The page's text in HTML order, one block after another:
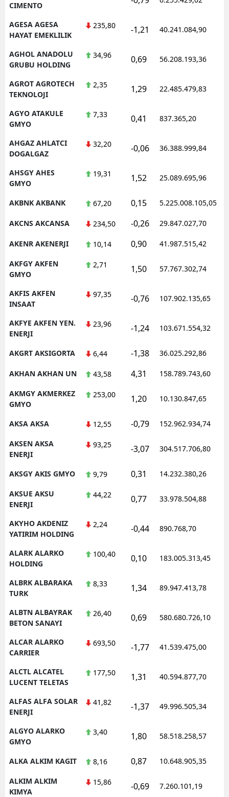
CIMENTO
AGESA AGESA
HAYAT EMEKLILIK
235,80 -1,21 40.241.084,90
AGHOL ANADOLU
GRUBU HOLDING
34,96 0,69 56.208.193,36
AGROT AGROTECH
TEKNOLOJI
2,35 1,29 22.485.479,83
AGYO ATAKULE
GMYO
7,33 0,41 837.365,20
AHGAZ AHLATCI
DOGALGAZ
32,20 -0,06 36.388.999,84
AHSGY AHES
GMYO
19,31 1,52 25.089.695,96
AKBNK AKBANK 67,20 0,15 5.225.008.105,05
AKCNS AKCANSA 234,50 -0,26 29.847.027,70
AKENR AKENERJI 10,14 0,90 41.987.515,42
AKFGY AKFEN
GMYO
2,71 1,50 57.767.302,74
AKFIS AKFEN
INSAAT
97,35 -0,76 107.902.135,65
AKFYE AKFEN YEN.
ENERJI
23,96 -1,24 103.671.554,32
AKGRT AKSIGORTA 6,44 -1,38 36.025.292,86
AKHAN AKHAN UN 43,58 4,31 158.789.743,60
AKMGY AKMERKEZ
GMYO
253,00 1,20 10.130.847,65
AKSA AKSA 12,55 -0,79 152.962.934,74
AKSEN AKSA
ENERJI
93,25 -3,07 304.517.706,80
AKSGY AKIS GMYO 9,79 0,31 14.232.380,26
AKSUE AKSU
ENERJI
44,22 0,77 33.978.504,88
AKYHO AKDENIZ
YATIRIM HOLDING
2,24 -0,44 890.768,70
ALARK ALARKO
HOLDING
100,40 0,10 183.005.313,45
ALBRK ALBARAKA
TURK
8,33 1,34 89.947.413,78
ALBTN ALBAYRAK
BETON SANAYI
26,40 0,69 580.680.726,10
ALCAR ALARKO
CARRIER
693,50 -1,77 41.539.475,00
ALCTL ALCATEL
LUCENT TELETAS
177,50 1,31 40.594.877,70
ALFAS ALFA SOLAR
ENERJI
41,82 -1,37 49.996.505,34
ALGYO ALARKO
GMYO
3,40 1,80 58.518.258,57
ALKA ALKIM KAGIT 8,16 0,87 10.648.905,35
ALKIM ALKIM
KIMYA
15,86 -0,69 7.260.101,19